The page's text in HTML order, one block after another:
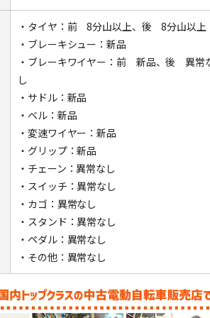
・タイヤ：前 8分山以上、後 8分山以上
・ブレーキシュー：新品
・ブレーキワイヤー：前 新品、後 異常
し
・サドル：新品
・ベル：新品
・変速ワイヤー：新品
・グリップ：新品
・チェーン：異常なし
・スイッチ：異常なし
・カゴ：異常なし
・スタンド：異常なし
・ペダル：異常なし
・その他：異常なし